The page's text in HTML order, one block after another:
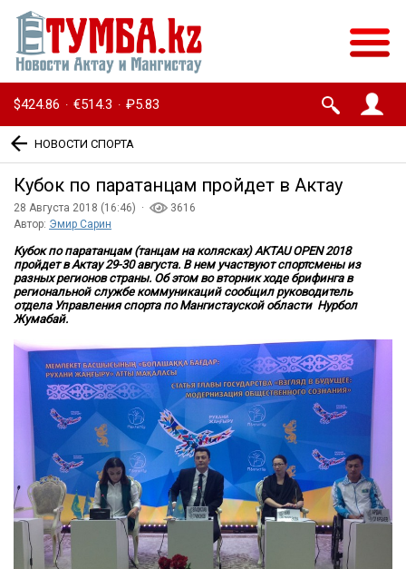
$424.86 · €514.3 · ₽5.83
НОВОСТИ СПОРТА
Кубок по паратанцам пройдет в Актау
28 Августа 2018 (16:46) ·
3616
Автор: Эмир Сарин
Кубок по паратанцам (танцам на колясках) AKTAU OPEN 2018
пройдет в Актау 29-30 августа. В нем участвуют спортсмены из
разных регионов страны. Об этом во вторник ходе брифинга в
региональной службе коммуникаций сообщил руководитель
отдела Управления спорта по Мангистауской области Нурбол
Жумабай.